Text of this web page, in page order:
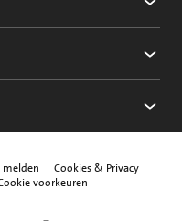
melden
Cookies & Privacy
voorkeuren